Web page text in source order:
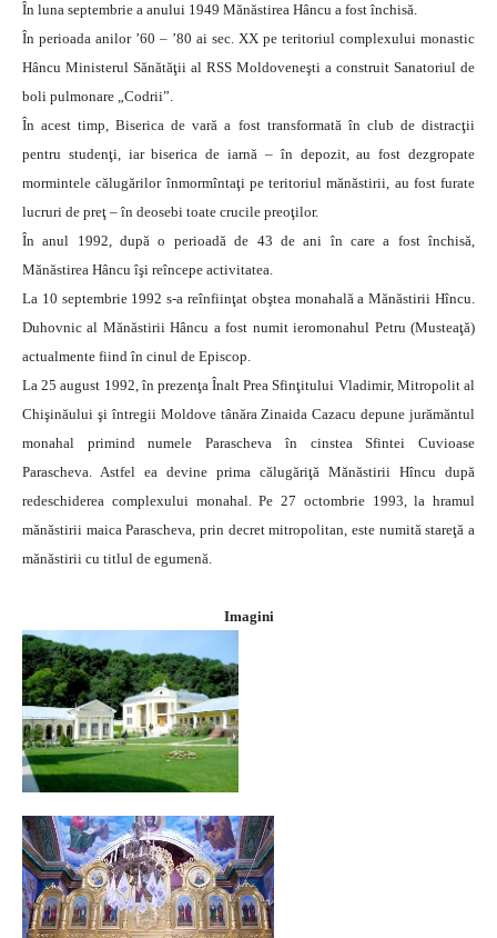
În luna septembrie a anului 1949 Mănăstirea Hâncu a fost închisă.
În perioada anilor ’60 – ’80 ai sec. XX pe teritoriul complexului monastic
Hâncu Ministerul Sănătăţii al RSS Moldoveneşti a construit Sanatoriul de
boli pulmonare „Codrii”.
În acest timp, Biserica de vară a fost transformată în club de distracţii
pentru studenţi, iar biserica de iarnă – în depozit, au fost dezgropate
mormintele călugărilor înmormîntaţi pe teritoriul mănăstirii, au fost furate
lucruri de preţ – în deosebi toate crucile preoţilor.
În anul 1992, după o perioadă de 43 de ani în care a fost închisă,
Mănăstirea Hâncu îşi reîncepe activitatea.
La 10 septembrie 1992 s-a reînfiinţat obştea monahală a Mănăstirii Hîncu.
Duhovnic al Mănăstirii Hâncu a fost numit ieromonahul Petru (Musteaţă)
actualmente fiind în cinul de Episcop.
La 25 august 1992, în prezenţa Înalt Prea Sfinţitului Vladimir, Mitropolit al
Chişinăului şi întregii Moldove tânăra Zinaida Cazacu depune jurămăntul
monahal primind numele Parascheva în cinstea Sfintei Cuvioase
Parascheva. Astfel ea devine prima călugăriţă Mănăstirii Hîncu după
redeschiderea complexului monahal. Pe 27 octombrie 1993, la hramul
mănăstirii maica Parascheva, prin decret mitropolitan, este numită stareţă a
mănăstirii cu titlul de egumenă.
Imagini